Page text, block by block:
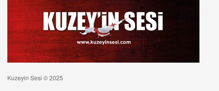
Kuzeyin Sesi © 2025